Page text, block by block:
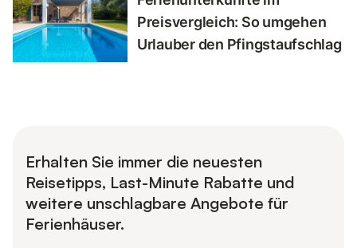
Preisvergleich: So umgehen
Urlauber den Pfingstaufschlag
Erhalten Sie immer die neuesten
Reisetipps, Last-Minute Rabatte und
weitere unschlagbare Angebote für
Ferienhäuser.